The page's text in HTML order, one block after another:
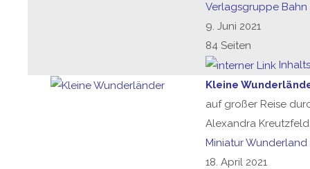
Verlagsgruppe Bahn
9. Juni 2021
84 Seiten
Kleine
auf großer Reise
Alexandra
Miniatur
18. April 2021